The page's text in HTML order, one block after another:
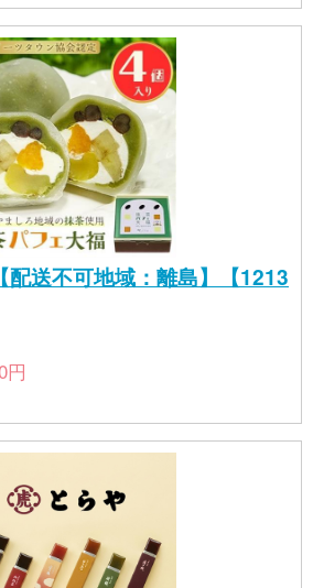
配送不可地域：離島】【1213
円